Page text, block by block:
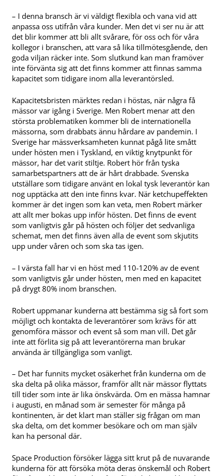
– I denna bransch är vi väldigt flexibla och vana vid att
anpassa oss utifrån våra kunder. Men det vi ser nu är att
det blir kommer att bli allt svårare, för oss och för våra
kollegor i branschen, att vara så lika tillmötesgående, den
goda viljan räcker inte. Som slutkund kan man framöver
inte förvänta sig att det finns kommer att finnas samma
kapacitet som tidigare inom alla leverantörsled.
Kapacitetsbristen märktes redan i höstas, när några få
mässor var igång i Sverige. Men Robert menar att den
största problematiken kommer bli de internationella
mässorna, som drabbats ännu hårdare av pandemin. I
Sverige har mässverksamheten kunnat pågå lite smått
under hösten men i Tyskland, en viktig knytpunkt för
mässor, har det varit stiltje. Robert hör från tyska
samarbetspartners att de är hårt drabbade. Svenska
utställare som tidigare använt en lokal tysk leverantör kan
nog upptäcka att den inte finns kvar. När ketchupeffekten
kommer är det ingen som kan veta, men Robert märker
att allt mer bokas upp inför hösten. Det finns de event
som vanligtvis går på hösten och följer det sedvanliga
schemat, men det finns även alla de event som skjutits
upp under våren och som ska tas igen.
– I värsta fall har vi en höst med 110-120% av de event
som vanligtvis går under hösten, men med en kapacitet
på drygt 80% inom branschen.
Robert uppmanar kunderna att bestämma sig så fort som
möjligt och kontakta de leverantörer som krävs för att
genomföra mässor och event så som man vill. Det går
inte att förlita sig på att leverantörerna man brukar
använda är tillgängliga som vanligt.
– Det har funnits mycket osäkerhet från kunderna om de
ska delta på olika mässor, framför allt när mässor flyttats
till tider som inte är lika önskvärda. Om en mässa hamnar
i augusti, en månad som är semester för många på
kontinenten, är det klart man ställer sig frågan om man
ska delta, om det kommer besökare och om man själv
kan ha personal där.
Space Production försöker lägga sitt krut på de nuvarande
kunderna för att försöka möta deras önskemål och Robert